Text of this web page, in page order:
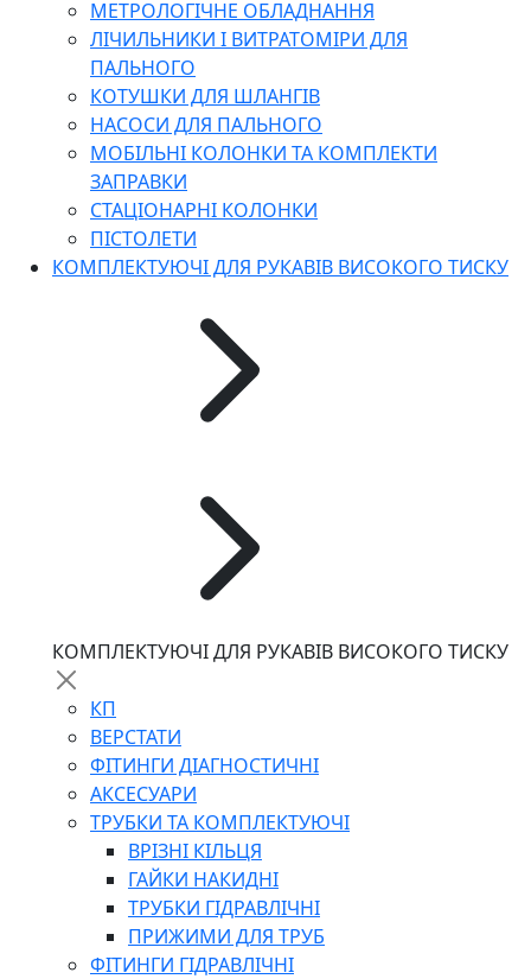
МЕТРОЛОГІЧНЕ ОБЛАДНАННЯ
ЛІЧИЛЬНИКИ І ВИТРАТОМІРИ ДЛЯ
ПАЛЬНОГО
КОТУШКИ ДЛЯ ШЛАНГІВ
НАСОСИ ДЛЯ ПАЛЬНОГО
МОБІЛЬНІ КОЛОНКИ ТА КОМПЛЕКТИ
ЗАПРАВКИ
СТАЦІОНАРНІ КОЛОНКИ
ПІСТОЛЕТИ
КОМПЛЕКТУЮЧІ ДЛЯ РУКАВІВ ВИСОКОГО ТИСКУ
КОМПЛЕКТУЮЧІ ДЛЯ РУКАВІВ ВИСОКОГО ТИСКУ
КП
ВЕРСТАТИ
ФІТИНГИ ДІАГНОСТИЧНІ
АКСЕСУАРИ
ТРУБКИ ТА КОМПЛЕКТУЮЧІ
ВРІЗНІ КІЛЬЦЯ
ГАЙКИ НАКИДНІ
ТРУБКИ ГІДРАВЛІЧНІ
ПРИЖИМИ ДЛЯ ТРУБ
ФІТИНГИ ГІДРАВЛІЧНІ